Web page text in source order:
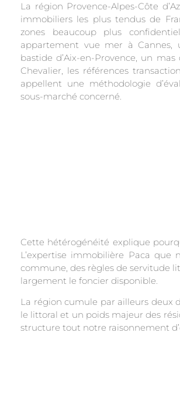
La région Provence-Alpes-Côte
immobiliers les plus tendus de
zones beaucoup plus
appartement vue mer à
bastide d’Aix-en-Provence, un
Chevalier, les références
appellent une méthodologie
sous-marché concerné.
Cette hétérogénéité explique
L’expertise immobilière Paca
commune, des règles de servitude
largement le foncier disponible.
La région cumule par ailleurs deux
le littoral et un poids majeur des
structure tout notre raisonnement